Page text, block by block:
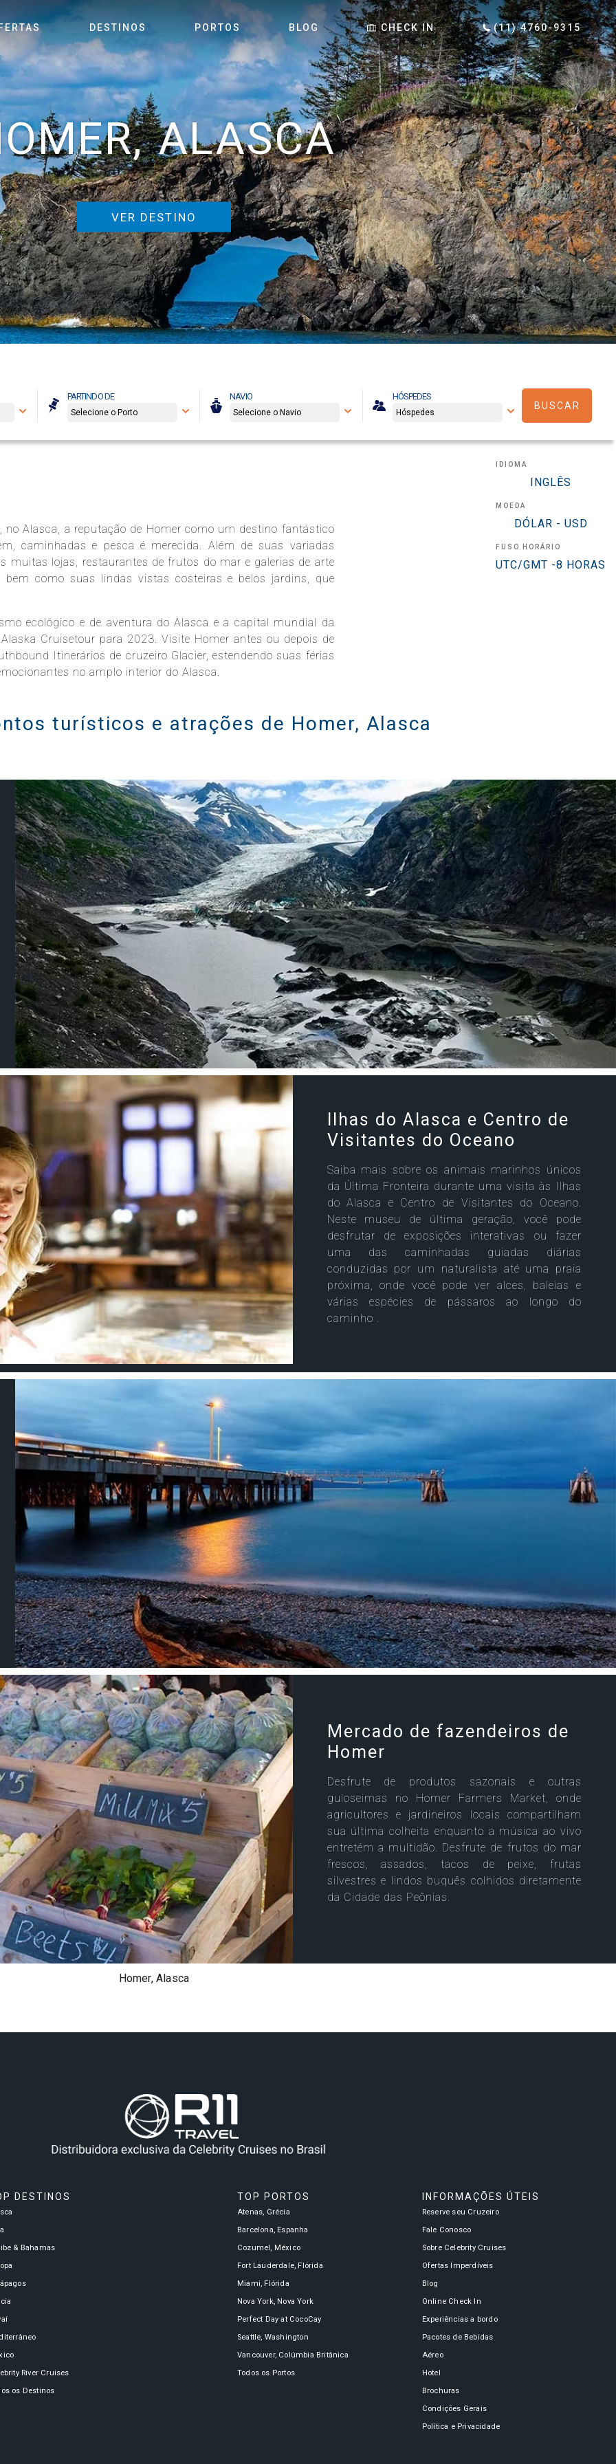
DESTINOS PORTOS BLOG CHECK IN (11) 4760-9315
ALASCA
VER DESTINO
PARTINDO DE NAVIO HÓSPEDES
BUSCAR
no Alasca, a reputação de Homer como um destino fantástico
caminhadas e pesca é merecida. Além de suas variadas
muitas lojas, restaurantes de frutos do mar e galerias de arte
como suas lindas vistas costeiras e belos jardins, que
ecológico e de aventura do Alasca e a capital mundial da
Cruisetour para 2023. Visite Homer antes ou depois de
Itinerários de cruzeiro Glacier, estendendo suas férias
no amplo interior do Alasca.
IDIOMA
INGLÊS
MOEDA
DÓLAR - USD
FUSO HORÁRIO
UTC/GMT -8 HORAS
turísticos e atrações de Homer, Alasca
Ilhas do Alasca e Centro de
Visitantes do Oceano
Saiba mais sobre os animais marinhos únicos
da Última Fronteira durante uma visita às Ilhas
do Alasca e Centro de Visitantes do Oceano.
Neste museu de última geração, você pode
desfrutar de exposições interativas ou fazer
uma das caminhadas guiadas diárias
conduzidas por um naturalista até uma praia
próxima, onde você pode ver alces, baleias e
várias espécies de pássaros ao longo do
caminho .
Mercado de fazendeiros de
Homer
Desfrute de produtos sazonais e outras
guloseimas no Homer Farmers Market, onde
agricultores e jardineiros locais compartilham
sua última colheita enquanto a música ao vivo
entretém a multidão. Desfrute de frutos do mar
frescos, assados, tacos de peixe, frutas
silvestres e lindos buquês colhidos diretamente
da Cidade das Peônias.
Homer, Alasca
DESTINOS
& Bahamas
River Cruises
os Destinos
TOP PORTOS
Atenas, Grécia
Barcelona, Espanha
Cozumel, México
Fort Lauderdale, Flórida
Miami, Flórida
Nova York, Nova York
Perfect Day at CocoCay
Seattle, Washington
Vancouver, Colúmbia Britânica
Todos os Portos
INFORMAÇÕES ÚTEIS
Reserve seu Cruzeiro
Fale Conosco
Sobre Celebrity Cruises
Ofertas Imperdíveis
Blog
Online Check In
Experiências a bordo
Pacotes de Bebidas
Aéreo
Hotel
Brochuras
Condições Gerais
Política e Privacidade